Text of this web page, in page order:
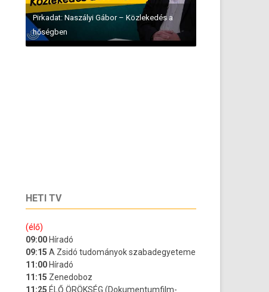
Pirkadat: Naszályi Gábor – Közlekedés a
hőségben
HETI TV